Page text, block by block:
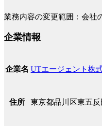
業務内容の変更範囲：会社
企業情報
企業名 UTエージェント株
住所 東京都品川区東五